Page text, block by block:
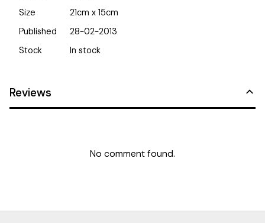
Size
21cm x 15cm
Published
28-02-2013
Stock
In stock
Reviews
No comment found.